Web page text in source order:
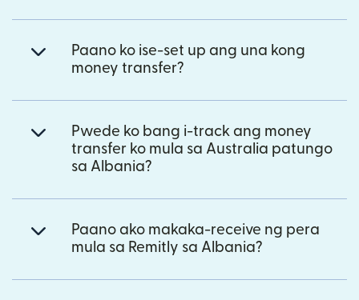
Paano ko ise-set up ang una kong
money transfer?
Pwede ko bang i-track ang money
transfer ko mula sa Australia patungo
sa Albania?
Paano ako makaka-receive ng pera
mula sa Remitly sa Albania?